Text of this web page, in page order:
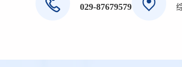
029-87679579